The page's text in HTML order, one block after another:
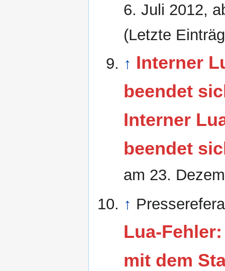
6. Juli 2012,
(Letzte
↑ Interner
beendet
Interner
beendet
am 23.
↑
Lua-
mit dem